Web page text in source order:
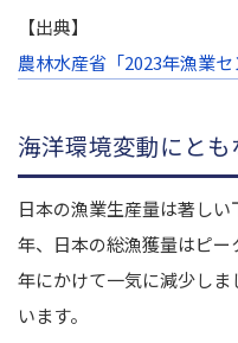
【出典】
農林水産省「2023年漁業
海洋環境変動にと
日本の漁業生産量は著し
年、日本の総漁獲量はピ
年にかけて一気に減少し
います。